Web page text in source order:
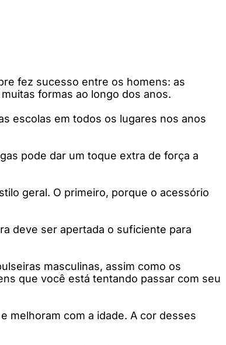
fez sucesso entre os homens: as
formas ao longo dos anos.
escolas em todos os lugares nos anos
pode dar um toque extra de força a
geral. O primeiro, porque o acessório
deve ser apertada o suficiente para
masculinas, assim como os
que você está tentando passar com seu
melhoram com a idade. A cor desses